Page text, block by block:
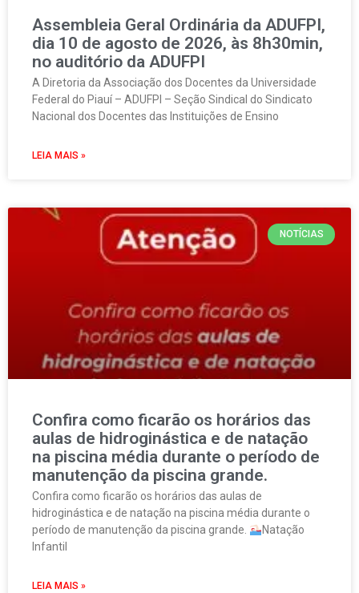
Assembleia Geral Ordinária da ADUFPI,
dia 10 de agosto de 2026, às 8h30min,
no auditório da ADUFPI
A Diretoria da Associação dos Docentes da Universidade
Federal do Piauí – ADUFPI – Seção Sindical do Sindicato
Nacional dos Docentes das Instituições de Ensino
LEIA MAIS »
NOTÍCIAS
Confira como ficarão os horários das
aulas de hidroginástica e de natação
na piscina média durante o período de
manutenção da piscina grande.
Confira como ficarão os horários das aulas de
hidroginástica e de natação na piscina média durante o
período de manutenção da piscina grande.
Natação
Infantil
LEIA MAIS »